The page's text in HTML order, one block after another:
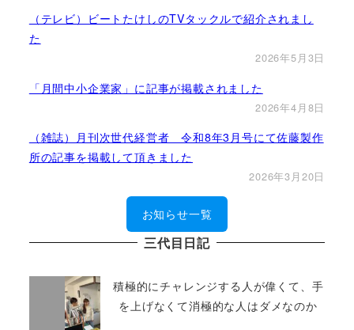
（テレビ）ビートたけしのTVタックルで紹介されまし
た
2026年5月3日
「月間中小企業家」に記事が掲載されました
2026年4月8日
（雑誌）月刊次世代経営者 令和8年3月号にて佐藤製作
所の記事を掲載して頂きました
2026年3月20日
お知らせ一覧
三代目日記
積極的にチャレンジする人が偉くて、手
を上げなくて消極的な人はダメなのか